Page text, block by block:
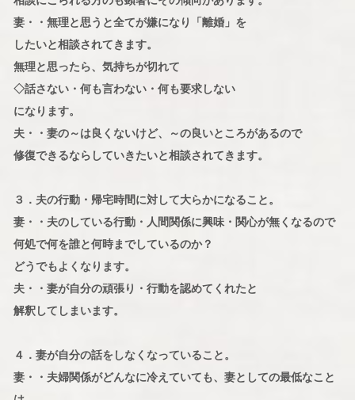
妻・・無理と思うと全てが嫌になり「離婚」を
したいと相談されてきます。
無理と思ったら、気持ちが切れて
◇話さない・何も言わない・何も要求しない
になります。
夫・・妻の～は良くないけど、～の良いところがあるので
修復できるならしていきたいと相談されてきます。
３．夫の行動・帰宅時間に対して大らかになること。
妻・・夫のしている行動・人間関係に興味・関心が無くなるので
何処で何を誰と何時までしているのか？
どうでもよくなります。
夫・・妻が自分の頑張り・行動を認めてくれたと
解釈してしまいます。
４．妻が自分の話をしなくなっていること。
妻・・夫婦関係がどんなに冷えていても、妻としての最低なこと